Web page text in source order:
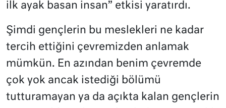
ilk ayak basan insan” etkisi yaratırdı.
Şimdi gençlerin bu meslekleri ne kadar
tercih ettiğini çevremizden anlamak
mümkün. En azından benim çevremde
çok yok ancak istediği bölümü
tutturamayan ya da açıkta kalan gençlerin